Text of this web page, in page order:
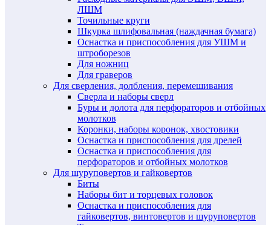
ЛШМ
Точильные круги
Шкурка шлифовальная (наждачная бумага)
Оснастка и приспособления для УШМ и
штроборезов
Для ножниц
Для граверов
Для сверления, долбления, перемешивания
Сверла и наборы сверл
Буры и долота для перфораторов и отбойных
молотков
Коронки, наборы коронок, хвостовики
Оснастка и приспособления для дрелей
Оснастка и приспособления для
перфораторов и отбойных молотков
Для шуруповертов и гайковертов
Биты
Наборы бит и торцевых головок
Оснастка и приспособления для
гайковертов, винтовертов и шуруповертов